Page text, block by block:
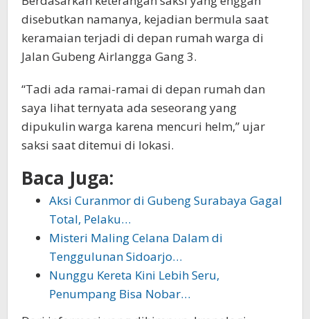
disebutkan namanya, kejadian bermula saat
keramaian terjadi di depan rumah warga di
Jalan Gubeng Airlangga Gang 3.
“Tadi ada ramai-ramai di depan rumah dan
saya lihat ternyata ada seseorang yang
dipukulin warga karena mencuri helm,” ujar
saksi saat ditemui di lokasi.
Baca Juga:
Aksi Curanmor di Gubeng Surabaya Gagal
Total, Pelaku…
Misteri Maling Celana Dalam di
Tenggulunan Sidoarjo…
Nunggu Kereta Kini Lebih Seru,
Penumpang Bisa Nobar…